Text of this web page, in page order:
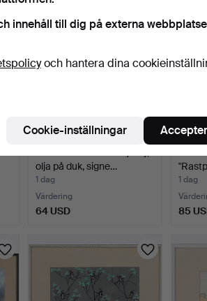
olja på duk, signe…
1 dag
Värdering
64 USD
1 dag
85
innehåll till dig på externa
och hantera dina
Cookie-inställningar